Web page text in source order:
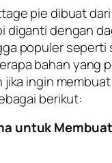
pie dibuat
diganti dengan
populer seperti
bahan yang
jika ingin
berikut:
untuk